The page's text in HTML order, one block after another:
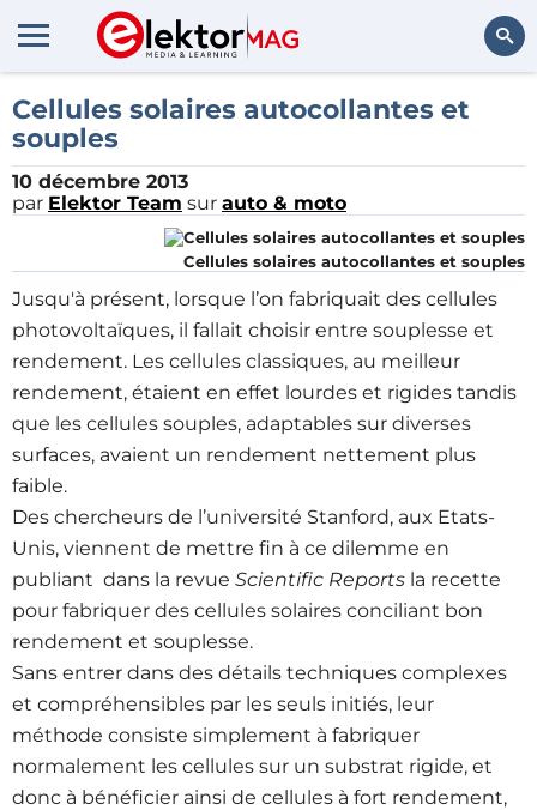
Rechercher
Cellules solaires autocollantes et
souples
10 décembre 2013
par Elektor Team sur auto & moto
Cellules solaires autocollantes et souples
Jusqu'à présent, lorsque l’on fabriquait des cellules
photovoltaïques, il fallait choisir entre souplesse et
rendement. Les cellules classiques, au meilleur
rendement, étaient en effet lourdes et rigides tandis
que les cellules souples, adaptables sur diverses
surfaces, avaient un rendement nettement plus
faible.
Des chercheurs de l’université Stanford, aux Etats-
Unis, viennent de mettre fin à ce dilemme en
publiant dans la revue Scientific Reports la recette
pour fabriquer des cellules solaires conciliant bon
rendement et souplesse.
Sans entrer dans des détails techniques complexes
et compréhensibles par les seuls initiés, leur
méthode consiste simplement à fabriquer
normalement les cellules sur un substrat rigide, et
donc à bénéficier ainsi de cellules à fort rendement,